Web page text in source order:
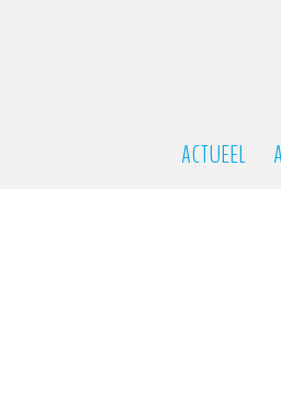
ACTUEEL